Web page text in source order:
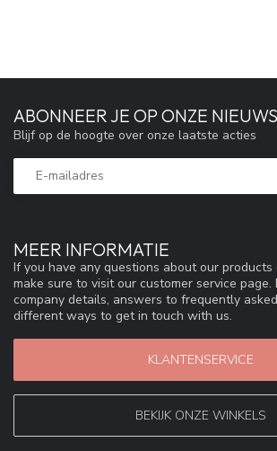
MEER INFORMATIE
If you have any questions about our products
make sure to visit our customer service
company details, answers to frequently
different ways to get in touch with us.
KLANTENSERVICE
BEKIJK ONZE WINKELS
ABONNEER JE OP ONZE
Blijf op de hoogte over onze laatste acties